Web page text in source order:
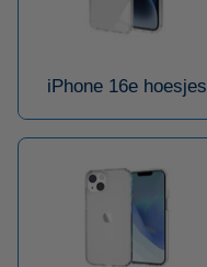
iPhone 16e hoesjes